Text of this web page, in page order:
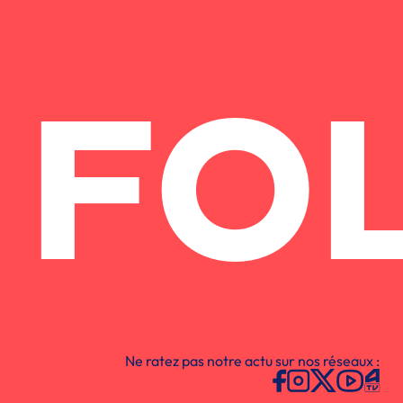
Ne ratez pas notre actu sur nos réseaux :